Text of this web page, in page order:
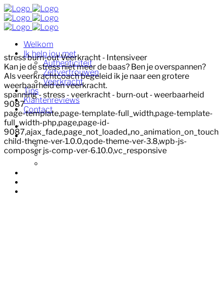
Welkom
Ik help jou met
Authenticiteit
Zelfvertrouwen
Veerkracht
Tips
Klantenreviews
Contact
Welkom
Ik help jou met
Authenticiteit
Zelfvertrouwen
stress burn-out Veerkracht - Intensiveer
Kan je de stress niet meer de baas? Ben je overspannen?
Als veerkrachtcoach begeleid ik je naar een grotere
weerbaarheid en veerkracht.
spanning - stress - veerkracht - burn-out - weerbaarheid
9087
page-template,page-template-full_width,page-template-
full_width-php,page,page-id-
child-theme-ver-1.0.0,qode-theme-ver-3.8,wpb-js-
composer js-comp-ver-6.10.0,vc_responsive